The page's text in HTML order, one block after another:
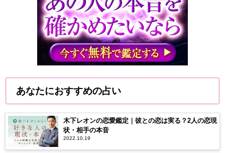
あなたにおすすめの占い
木下レオンの恋愛鑑定｜彼との恋は実る？2人の恋現
状・相手の本音
2022.10.19